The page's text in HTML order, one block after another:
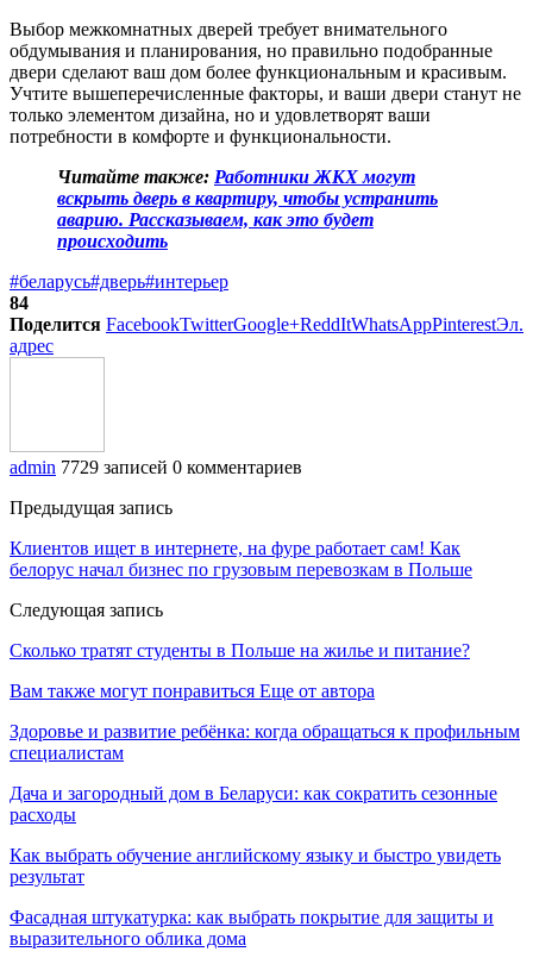
Выбор межкомнатных дверей требует внимательного
обдумывания и планирования, но правильно подобранные
двери сделают ваш дом более функциональным и красивым.
Учтите вышеперечисленные факторы, и ваши двери станут не
только элементом дизайна, но и удовлетворят ваши
потребности в комфорте и функциональности.
Читайте также: Работники ЖКХ могут
вскрыть дверь в квартиру, чтобы устранить
аварию. Рассказываем, как это будет
происходить
#беларусь#дверь#интерьер
84
Поделится FacebookTwitterGoogle+ReddItWhatsAppPinterestЭл.
адрес
admin 7729 записей 0 комментариев
Предыдущая запись
Клиентов ищет в интернете, на фуре работает сам! Как
белорус начал бизнес по грузовым перевозкам в Польше
Следующая запись
Сколько тратят студенты в Польше на жилье и питание?
Вам также могут понравиться Еще от автора
Здоровье и развитие ребёнка: когда обращаться к профильным
специалистам
Дача и загородный дом в Беларуси: как сократить сезонные
расходы
Как выбрать обучение английскому языку и быстро увидеть
результат
Фасадная штукатурка: как выбрать покрытие для защиты и
выразительного облика дома